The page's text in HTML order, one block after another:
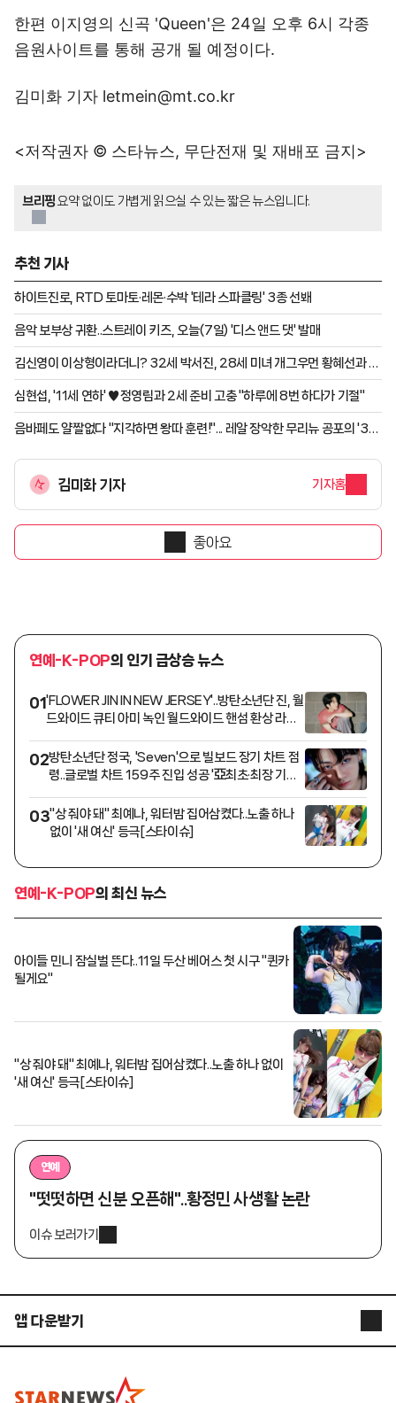
한편 이지영의 신곡 'Queen'은 24일 오후 6시 각종
음원사이트를 통해 공개 될 예정이다.
김미화 기자 letmein@mt.co.kr
<저작권자 © 스타뉴스, 무단전재 및 재배포 금지>
브리핑요약 없이도 가볍게 읽으실 수 있는 짧은 뉴스입니다.
추천 기사
하이트진로, RTD 토마토·레몬·수박 '테라 스파클링' 3종 선봬
음악 보부상 귀환..스트레이 키즈, 오늘(7일) '디스 앤드 댓' 발매
김신영이 이상형이라더니? 32세 박서진, 28세 미녀 개그우먼 황혜선과 러
브라인 [살림남][★밤TV]
심현섭, '11세 연하' ♥정영림과 2세 준비 고충 "하루에 8번 하다가 기절"
음바페도 얄짤없다 "지각하면 왕따 훈련!"... 레알 장악한 무리뉴 공포의 '3대
김미화 기자 기자홈
좋아요
연예-K-POP의 인기 급상승 뉴스
01'FLOWER JIN IN NEW JERSEY'..방탄소년단 진, 월
드와이드 큐티 아미 녹인 월드와이드 핸섬 환상 라이
02방탄소년단 정국, 'Seven'으로 빌보드 장기 차트 점
령..글로벌 차트 159주 진입 성공 '亞최초·최장 기록
03"상 줘야 돼" 최예나, 워터밤 집어삼켰다..노출 하나
없이 '새 여신' 등극[스타이슈]
연예-K-POP의 최신 뉴스
아이들 민니 잠실벌 뜬다..11일 두산 베어스 첫 시구 "퀸카
될게요"
"상 줘야 돼" 최예나, 워터밤 집어삼켰다..노출 하나 없이
'새 여신' 등극[스타이슈]
연예
"떳떳하면 신분 오픈해"..황정민 사생활 논란
이슈 보러가기
앱 다운받기
STARPOLL